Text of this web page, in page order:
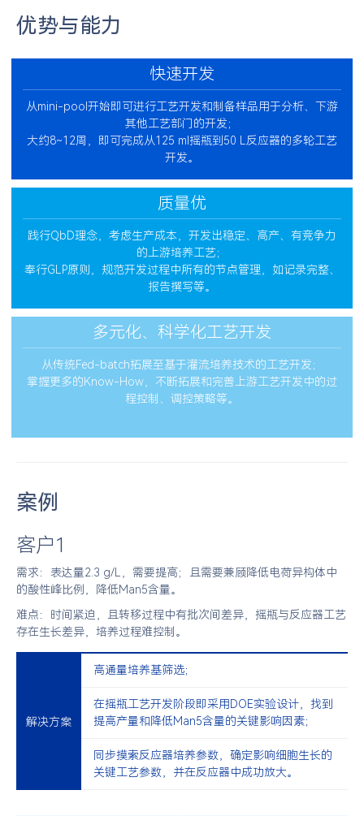
优势与能力
快速开发
从mini-pool开始即可进行工艺开发和制备样品用于分析、下游
其他工艺部门的开发；
大约8~12周，即可完成从125 ml摇瓶到50 L反应器的多轮工艺
开发。
质量优
践行QbD理念，考虑生产成本，开发出稳定、高产、有竞争力
的上游培养工艺；
奉行GLP原则，规范开发过程中所有的节点管理，如记录完整、
报告撰写等。
多元化、科学化工艺开发
从传统Fed-batch拓展至基于灌流培养技术的工艺开发；
掌握更多的Know-How，不断拓展和完善上游工艺开发中的过
程控制、调控策略等。
案例
客户1
需求：表达量2.3 g/L，需要提高；且需要兼顾降低电荷异构体中
的酸性峰比例，降低Man5含量。
难点：时间紧迫，且转移过程中有批次间差异，摇瓶与反应器工艺
存在生长差异，培养过程难控制。
解决方案
高通量培养基筛选；
在摇瓶工艺开发阶段即采用DOE实验设计，找到
提高产量和降低Man5含量的关键影响因素；
同步摸索反应器培养参数，确定影响细胞生长的
关键工艺参数，并在反应器中成功放大。